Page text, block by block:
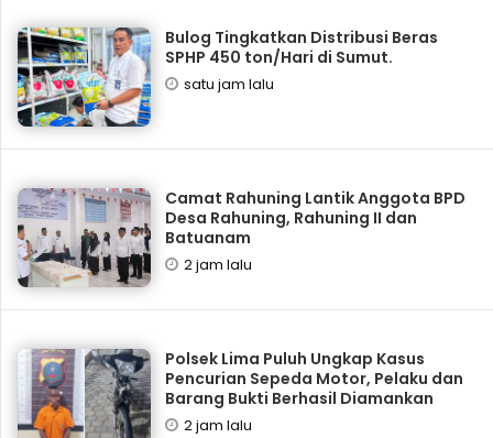
Bulog Tingkatkan Distribusi Beras
SPHP 450 ton/Hari di Sumut.
satu jam lalu
Camat Rahuning Lantik Anggota BPD
Desa Rahuning, Rahuning II dan
Batuanam
2 jam lalu
Polsek Lima Puluh Ungkap Kasus
Pencurian Sepeda Motor, Pelaku dan
Barang Bukti Berhasil Diamankan
2 jam lalu